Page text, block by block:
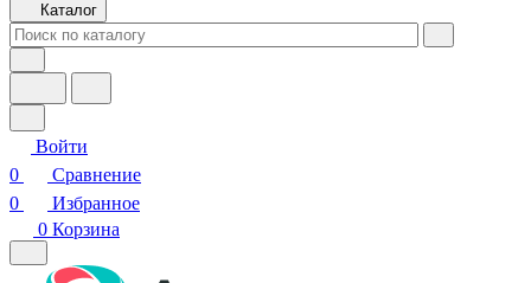
Каталог
Войти
0
Сравнение
0
Избранное
0 Корзина